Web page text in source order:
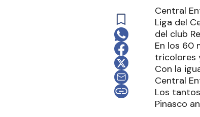
Central
Liga del
del club
En los 60
tricolores
Con la
Central
Los
Pinasco